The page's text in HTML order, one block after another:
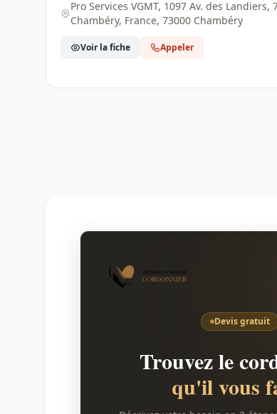
Pro Services VGMT, 1097 Av. des Landiers,
Chambéry, France, 73000 Chambéry
Voir la fiche Appeler
Devis gratuit
Trouvez le
qu'il vous